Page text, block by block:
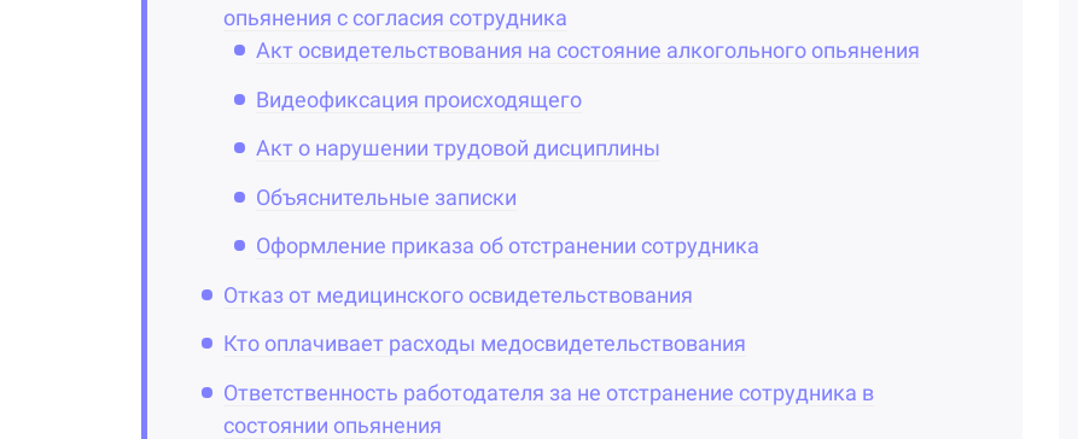
опьянения с согласия сотрудника
Акт освидетельствования на состояние алкогольного опьянения
Видеофиксация происходящего
Акт о нарушении трудовой дисциплины
Объяснительные записки
Оформление приказа об отстранении сотрудника
Отказ от медицинского освидетельствования
Кто оплачивает расходы медосвидетельствования
Ответственность работодателя за не отстранение сотрудника в
состоянии опьянения